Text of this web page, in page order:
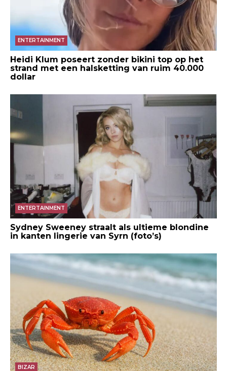
ENTERTAINMENT
Heidi Klum poseert zonder bikini top op het
strand met een halsketting van ruim 40.000
dollar
ENTERTAINMENT
Sydney Sweeney straalt als ultieme blondine
in kanten lingerie van Syrn (foto’s)
BIZAR